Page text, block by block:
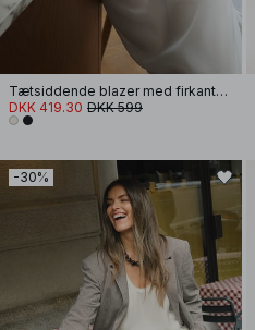
Tætsiddende blazer med firkantet halsudskæring
DKK 419.30 DKK 599
-30%